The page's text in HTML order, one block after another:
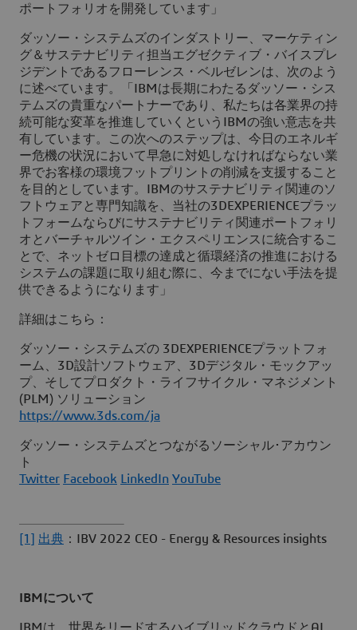
ポートフォリオを開発しています」
ダッソー・システムズのインダストリー、マーケティン
グ＆サステナビリティ担当エグゼクティブ・バイスプレ
ジデントであるフローレンス・ベルゼレンは、次のよう
に述べています。「IBMは長期にわたるダッソー・シス
テムズの貴重なパートナーであり、私たちは各業界の持
続可能な変革を推進していくというIBMの強い意志を共
有しています。この次へのステップは、今日のエネルギ
ー危機の状況において早急に対処しなければならない業
界でお客様の環境フットプリントの削減を支援すること
を目的としています。IBMのサステナビリティ関連のソ
フトウェアと専門知識を、当社の3DEXPERIENCEプラッ
トフォームならびにサステナビリティ関連ポートフォリ
オとバーチャルツイン・エクスペリエンスに統合するこ
とで、ネットゼロ目標の達成と循環経済の推進における
システムの課題に取り組む際に、今までにない手法を提
供できるようになります」
詳細はこちら ：
ダッソー・システムズの 3DEXPERIENCEプラットフォ
ーム、3D設計ソフトウェア、3Dデジタル・モックアッ
プ、そしてプロダクト・ライフサイクル・マネジメント
(PLM) ソリューション
https://www.3ds.com/ja
ダッソー・システムズとつながるソーシャル･アカウン
ト
Twitter Facebook LinkedIn YouTube
[1] 出典 ：IBV 2022 CEO - Energy & Resources insights
IBM について